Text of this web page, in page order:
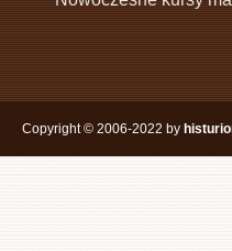
Copyright © 2006-2022 by